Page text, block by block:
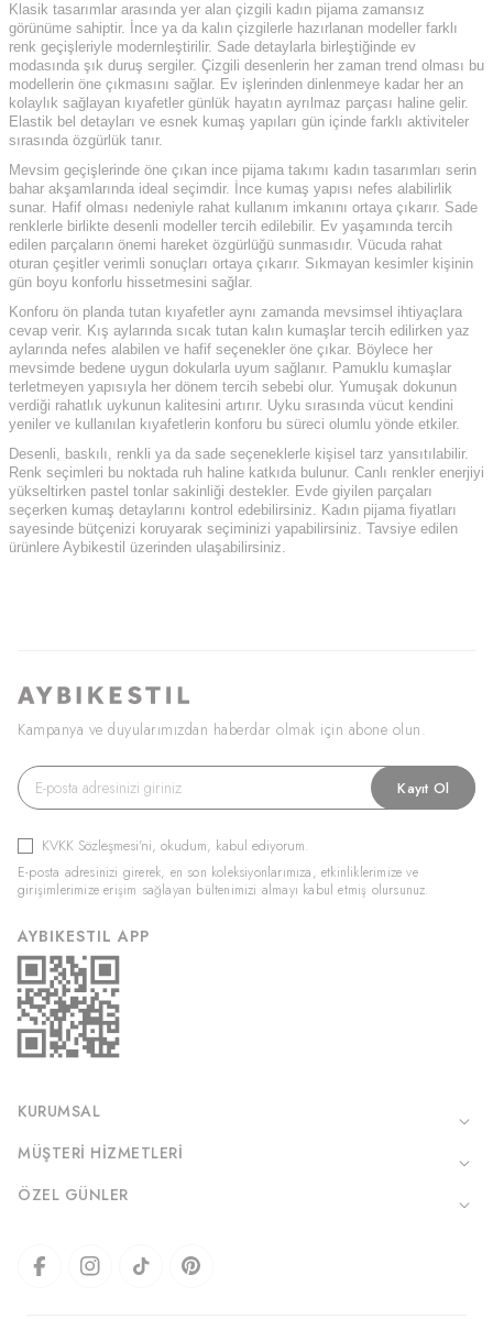
Klasik tasarımlar arasında yer alan çizgili kadın pijama zamansız
görünüme sahiptir. İnce ya da kalın çizgilerle hazırlanan modeller farklı
renk geçişleriyle modernleştirilir. Sade detaylarla birleştiğinde ev
modasında şık duruş sergiler. Çizgili desenlerin her zaman trend olması bu
modellerin öne çıkmasını sağlar. Ev işlerinden dinlenmeye kadar her an
kolaylık sağlayan kıyafetler günlük hayatın ayrılmaz parçası haline gelir.
Elastik bel detayları ve esnek kumaş yapıları gün içinde farklı aktiviteler
sırasında özgürlük tanır.
Mevsim geçişlerinde öne çıkan ince pijama takımı kadın tasarımları serin
bahar akşamlarında ideal seçimdir. İnce kumaş yapısı nefes alabilirlik
sunar. Hafif olması nedeniyle rahat kullanım imkanını ortaya çıkarır. Sade
renklerle birlikte desenli modeller tercih edilebilir. Ev yaşamında tercih
edilen parçaların önemi hareket özgürlüğü sunmasıdır. Vücuda rahat
oturan çeşitler verimli sonuçları ortaya çıkarır. Sıkmayan kesimler kişinin
gün boyu konforlu hissetmesini sağlar.
Konforu ön planda tutan kıyafetler aynı zamanda mevsimsel ihtiyaçlara
cevap verir. Kış aylarında sıcak tutan kalın kumaşlar tercih edilirken yaz
aylarında nefes alabilen ve hafif seçenekler öne çıkar. Böylece her
mevsimde bedene uygun dokularla uyum sağlanır. Pamuklu kumaşlar
terletmeyen yapısıyla her dönem tercih sebebi olur. Yumuşak dokunun
verdiği rahatlık uykunun kalitesini artırır. Uyku sırasında vücut kendini
yeniler ve kullanılan kıyafetlerin konforu bu süreci olumlu yönde etkiler.
Desenli, baskılı, renkli ya da sade seçeneklerle kişisel tarz yansıtılabilir.
Renk seçimleri bu noktada ruh haline katkıda bulunur. Canlı renkler enerjiyi
yükseltirken pastel tonlar sakinliği destekler. Evde giyilen parçaları
seçerken kumaş detaylarını kontrol edebilirsiniz. Kadın pijama fiyatları
sayesinde bütçenizi koruyarak seçiminizi yapabilirsiniz. Tavsiye edilen
ürünlere Aybikestil üzerinden ulaşabilirsiniz.
Kampanya ve duyularımızdan haberdar olmak için abone olun.
Kayıt Ol
KVKK Sözleşmesi'ni, okudum, kabul ediyorum.
E-posta adresinizi girerek, en son koleksiyonlarımıza, etkinliklerimize ve
girişimlerimize erişim sağlayan bültenimizi almayı kabul etmiş olursunuz.
AYBIKESTIL APP
KURUMSAL
MÜŞTERI HIZMETLERI
ÖZEL GÜNLER